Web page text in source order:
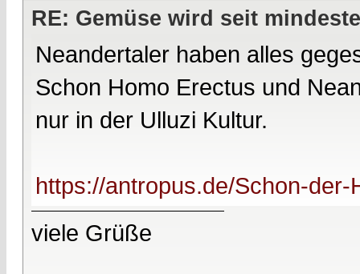
RE: Gemüse wird seit
Neandertaler haben alles
Schon Homo Erectus und
nur in der Ulluzi Kultur.
https://antropus.de/Schon-
viele Grüße